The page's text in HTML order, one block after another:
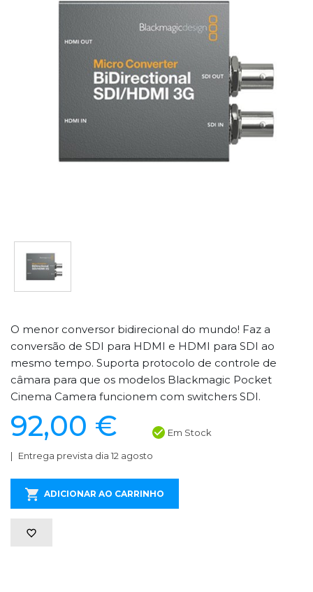
O menor conversor bidirecional do mundo! Faz a
conversão de SDI para HDMI e HDMI para SDI ao
mesmo tempo. Suporta protocolo de controle de
câmara para que os modelos Blackmagic Pocket
Cinema Camera funcionem com switchers SDI.
92,00 € Em Stock
Entrega prevista dia 12 agosto
ADICIONAR AO CARRINHO